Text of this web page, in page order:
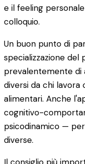
e il feeling
colloquio.
Un buon punto di
specializzazione del
prevalentemente di
diversi da chi
alimentari. Anche
cognitivo-
psicodinamico —
diverse.
Il consiglio più